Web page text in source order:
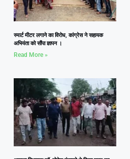
स्मार्ट मीटर लगाने का विरोध, कांग्रेस ने सहायक
अभियंता को सौंपा ज्ञापन ।
Read More »